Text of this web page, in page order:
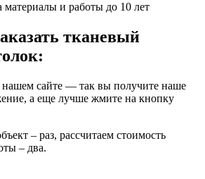
и работы до 10 лет
тканевый
нашем сайте — так вы получите наше
а еще лучше жмите на кнопку
– раз, рассчитаем стоимость
– два.